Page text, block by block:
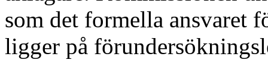
som det formella ansvaret
ligger på